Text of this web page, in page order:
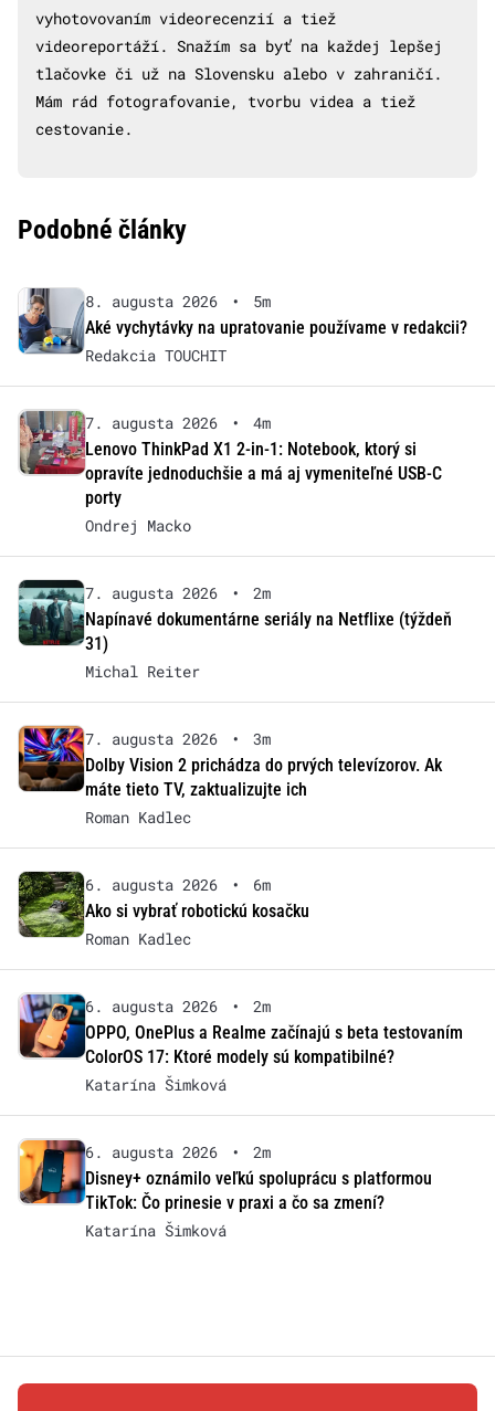
vyhotovovaním videorecenzií a tiež
videoreportáží. Snažím sa byť na každej lepšej
tlačovke či už na Slovensku alebo v zahraničí.
Mám rád fotografovanie, tvorbu videa a tiež
cestovanie.
Podobné články
8. augusta 2026 •
5m
Aké vychytávky na upratovanie používame v redakcii?
Redakcia TOUCHIT
7. augusta 2026 •
4m
Lenovo ThinkPad X1 2-in-1: Notebook, ktorý si
opravíte jednoduchšie a má aj vymeniteľné USB-C
porty
Ondrej Macko
7. augusta 2026 •
2m
Napínavé dokumentárne seriály na Netflixe (týždeň
31)
Michal Reiter
7. augusta 2026 •
3m
Dolby Vision 2 prichádza do prvých televízorov. Ak
máte tieto TV, zaktualizujte ich
Roman Kadlec
6. augusta 2026 •
6m
Ako si vybrať robotickú kosačku
Roman Kadlec
6. augusta 2026 •
2m
OPPO, OnePlus a Realme začínajú s beta testovaním
ColorOS 17: Ktoré modely sú kompatibilné?
Katarína Šimková
6. augusta 2026 •
2m
Disney+ oznámilo veľkú spoluprácu s platformou
TikTok: Čo prinesie v praxi a čo sa zmení?
Katarína Šimková